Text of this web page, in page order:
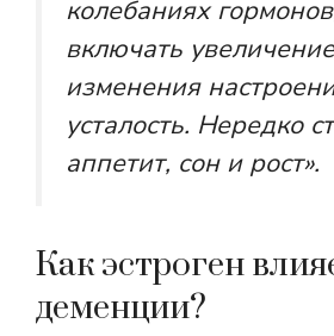
колебаниях
включать
изменения
усталость. Нередко
аппетит, сон и рост».
Как эстроген
деменции?